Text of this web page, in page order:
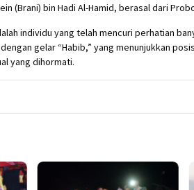
(Brani) bin Hadi Al-Hamid, berasal dari
individu yang telah mencuri perhatian
gelar “Habib,” yang menunjukkan
yang dihormati.